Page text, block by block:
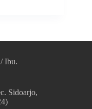
Ibu.
Sidoarjo,